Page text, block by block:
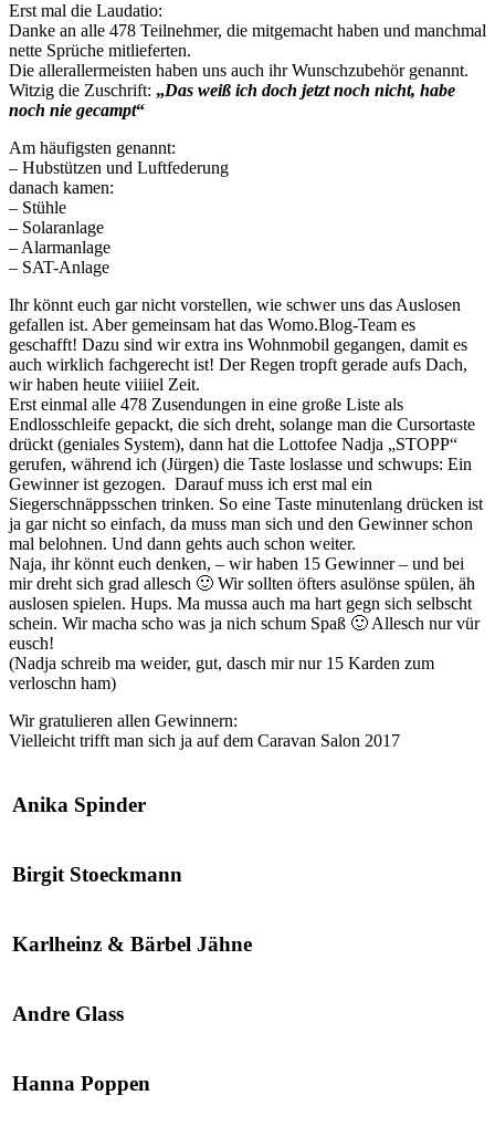
Erst mal die Laudatio:
Danke an alle 478 Teilnehmer, die mitgemacht haben und manchmal
nette Sprüche mitlieferten.
Die allerallermeisten haben uns auch ihr Wunschzubehör genannt.
Witzig die Zuschrift: „Das weiß ich doch jetzt noch nicht, habe
noch nie gecampt“
Am häufigsten genannt:
– Hubstützen und Luftfederung
danach kamen:
– Stühle
– Solaranlage
– Alarmanlage
– SAT-Anlage
Ihr könnt euch gar nicht vorstellen, wie schwer uns das Auslosen
gefallen ist. Aber gemeinsam hat das Womo.Blog-Team es
geschafft! Dazu sind wir extra ins Wohnmobil gegangen, damit es
auch wirklich fachgerecht ist! Der Regen tropft gerade aufs Dach,
wir haben heute viiiiel Zeit.
Erst einmal alle 478 Zusendungen in eine große Liste als
Endlosschleife gepackt, die sich dreht, solange man die Cursortaste
drückt (geniales System), dann hat die Lottofee Nadja „STOPP“
gerufen, während ich (Jürgen) die Taste loslasse und schwups: Ein
Gewinner ist gezogen. Darauf muss ich erst mal ein
Siegerschnäppsschen trinken. So eine Taste minutenlang drücken ist
ja gar nicht so einfach, da muss man sich und den Gewinner schon
mal belohnen. Und dann gehts auch schon weiter.
Naja, ihr könnt euch denken, – wir haben 15 Gewinner – und bei
mir dreht sich grad allesch 🙂 Wir sollten öfters asulönse spülen, äh
auslosen spielen. Hups. Ma mussa auch ma hart gegn sich selbscht
schein. Wir macha scho was ja nich schum Spaß 🙂 Allesch nur vür
eusch!
(Nadja schreib ma weider, gut, dasch mir nur 15 Karden zum
verloschn ham)
Wir gratulieren allen Gewinnern:
Vielleicht trifft man sich ja auf dem Caravan Salon 2017
Anika Spinder
Birgit Stoeckmann
Karlheinz & Bärbel Jähne
Andre Glass
Hanna Poppen